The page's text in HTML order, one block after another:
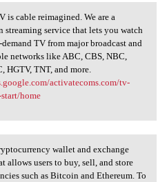
is cable
is cable reimagined. We are a
streaming service that lets you watch
TV from major broadcast and
networks like ABC, CBS, NBC,
HGTV, TNT, and more.
activatecoms.com/tv-
home
wallet and exchange
allows users to buy, sell, and store
such as Bitcoin and Ethereum. To